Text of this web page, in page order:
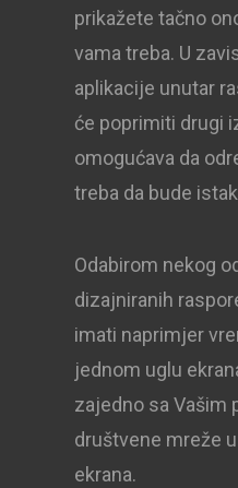
prikažete tačno
vama treba. U
aplikacije unutar
će poprimiti drugi
omogućava da
treba da bude
Odabirom nekog
dizajniranih
imati naprimjer
jednom uglu
zajedno sa Vašim
društvene mreže
ekrana.